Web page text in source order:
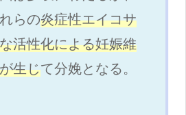
らの炎症性エイコサ
活性化による妊娠維
生じて分娩となる。